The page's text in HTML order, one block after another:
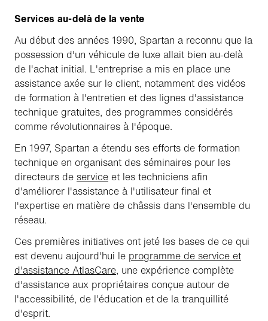
Services au-delà de la vente
Au début des années 1990, Spartan a reconnu que la
possession d'un véhicule de luxe allait bien au-delà
de l'achat initial. L'entreprise a mis en place une
assistance axée sur le client, notamment des vidéos
de formation à l'entretien et des lignes d'assistance
technique gratuites, des programmes considérés
comme révolutionnaires à l'époque.
En 1997, Spartan a étendu ses efforts de formation
technique en organisant des séminaires pour les
directeurs de service et les techniciens afin
d'améliorer l'assistance à l'utilisateur final et
l'expertise en matière de châssis dans l'ensemble du
réseau.
Ces premières initiatives ont jeté les bases de ce qui
est devenu aujourd'hui le programme de service et
d'assistance AtlasCare, une expérience complète
d'assistance aux propriétaires conçue autour de
l'accessibilité, de l'éducation et de la tranquillité
d'esprit.